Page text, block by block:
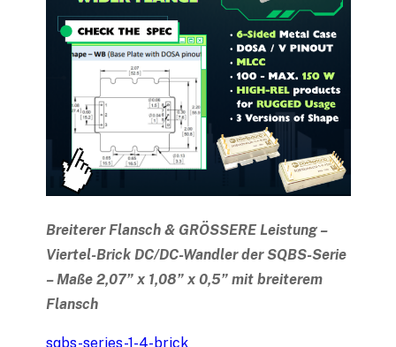
Breiterer Flansch & GRÖSSERE Leistung –
Viertel-Brick DC/DC-Wandler der SQBS-Serie
– Maße 2,07” x 1,08” x 0,5” mit breiterem
Flansch
sqbs-series-1-4-brick